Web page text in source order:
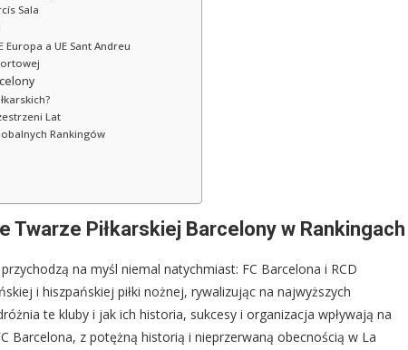
Sala
Europa a UE Sant Andreu
Lat
Rankingów
Twarze Piłkarskiej Barcelony w Rankingach
na myśl niemal natychmiast: FC Barcelona i RCD
i hiszpańskiej piłki nożnej, rywalizując na najwyższych
te kluby i jak ich historia, sukcesy i organizacja wpływają na
Barcelona, z potężną historią i nieprzerwaną obecnością w La